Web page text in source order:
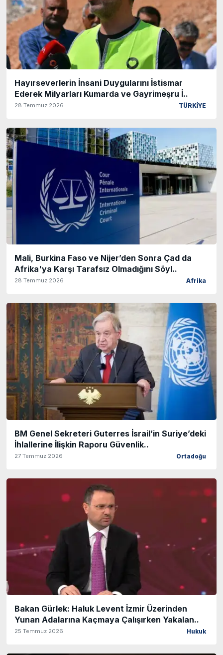
Hayırseverlerin İnsani Duygularını İstismar
Ederek Milyarları Kumarda ve Gayrimeşru İ..
28 Temmuz 2026 TÜRKİYE
Mali, Burkina Faso ve Nijer’den Sonra Çad da
Afrika'ya Karşı Tarafsız Olmadığını Söyl..
28 Temmuz 2026 Afrika
BM Genel Sekreteri Guterres İsrail’in Suriye’deki
İhlallerine İlişkin Raporu Güvenlik..
27 Temmuz 2026 Ortadoğu
Bakan Gürlek: Haluk Levent İzmir Üzerinden
Yunan Adalarına Kaçmaya Çalışırken Yakalan..
25 Temmuz 2026 Hukuk